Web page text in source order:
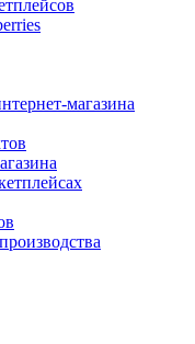
магазина